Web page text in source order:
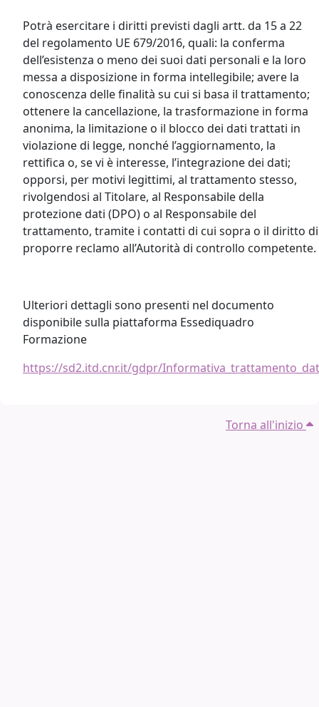
Potrà esercitare i diritti previsti dagli artt. da 15 a 22
del regolamento UE 679/2016, quali: la conferma
dell’esistenza o meno dei suoi dati personali e la loro
messa a disposizione in forma intellegibile; avere la
conoscenza delle finalità su cui si basa il trattamento;
ottenere la cancellazione, la trasformazione in forma
anonima, la limitazione o il blocco dei dati trattati in
violazione di legge, nonché l’aggiornamento, la
rettifica o, se vi è interesse, l’integrazione dei dati;
opporsi, per motivi legittimi, al trattamento stesso,
rivolgendosi al Titolare, al Responsabile della
protezione dati (DPO) o al Responsabile del
trattamento, tramite i contatti di cui sopra o il diritto di
proporre reclamo all’Autorità di controllo competente.
Ulteriori dettagli sono presenti nel documento
disponibile sulla piattaforma Essediquadro
Formazione
https://sd2.itd.cnr.it/gdpr/
Torna all'inizio